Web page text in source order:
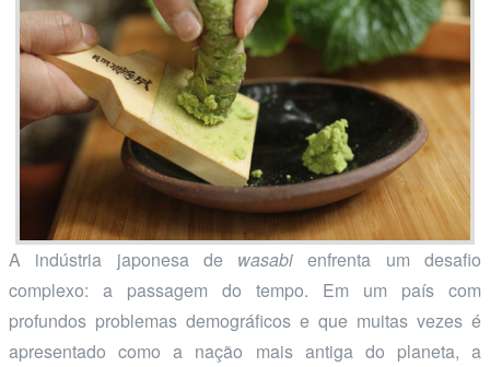
A indústria japonesa de wasabi enfrenta um desafio
complexo: a passagem do tempo. Em um país com
profundos problemas demográficos e que muitas vezes é
apresentado como a nação mais antiga do planeta, a